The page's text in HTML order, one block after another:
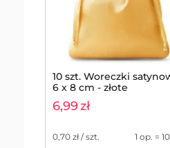
10 szt. Woreczki
6 x 8 cm - złote
6,99zł
0,70 zł / szt. 1 op. =